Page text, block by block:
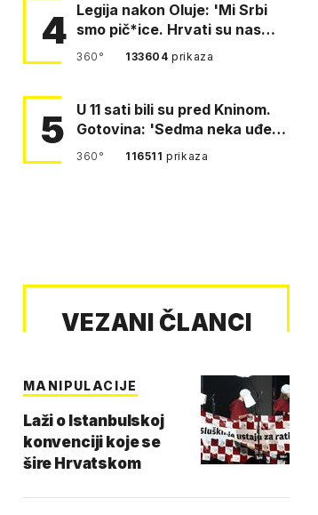
4 Legija nakon Oluje: 'Mi Srbi
smo pič*ice. Hrvati su nas
pomeli!'
360° 133604prikaza
5
U 11 sati bili su pred Kninom.
Gotovina: 'Sedma neka uđe,
4. gardijska neka g…
360° 116511prikaza
VEZANI ČLANCI
MANIPULACIJE
Laži o Istanbulskoj
konvenciji koje se
šire Hrvatskom